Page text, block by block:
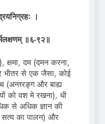
।
॥६-९२॥
क्षमा, दम (दमन करना,
भीतर से एक जैसा, कोई
(अन्तरङ्ग और बाह्य
को वश मे रखना), धी
से अधिक ज्ञान की
सत्य का पालन) और